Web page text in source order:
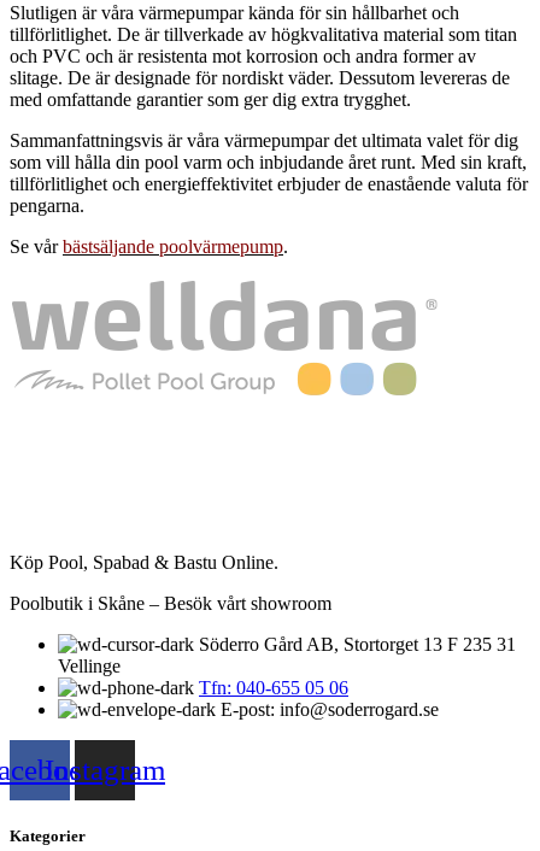
Slutligen är våra värmepumpar kända för sin hållbarhet och
tillförlitlighet. De är tillverkade av högkvalitativa material som titan
och PVC och är resistenta mot korrosion och andra former av
slitage. De är designade för nordiskt väder. Dessutom levereras de
med omfattande garantier som ger dig extra trygghet.
Sammanfattningsvis är våra värmepumpar det ultimata valet för dig
som vill hålla din pool varm och inbjudande året runt. Med sin kraft,
tillförlitlighet och energieffektivitet erbjuder de enastående valuta för
pengarna.
Se vårbästsäljande poolvärmepump.
Köp Pool, Spabad & Bastu Online.
Poolbutik i Skåne – Besök vårt showroom
Söderro Gård AB, Stortorget 13 F 235 31
Vellinge
Tfn: 040-655 05 06
E-post: info@soderrogard.se
Instagram
Kategorier